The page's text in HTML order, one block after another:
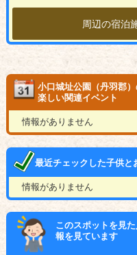
周辺の宿
小口城址公園（丹羽郡
楽しい関連イベント
情報がありません
最近チェックした子供と
情報がありません
このスポットを見
報を見ています